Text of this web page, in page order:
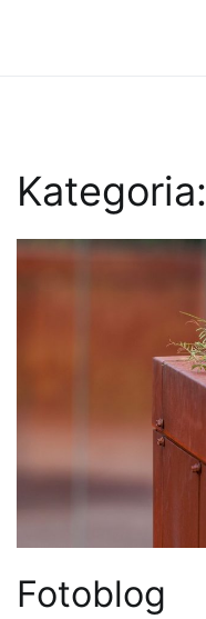
Kategoria:
Fotoblog